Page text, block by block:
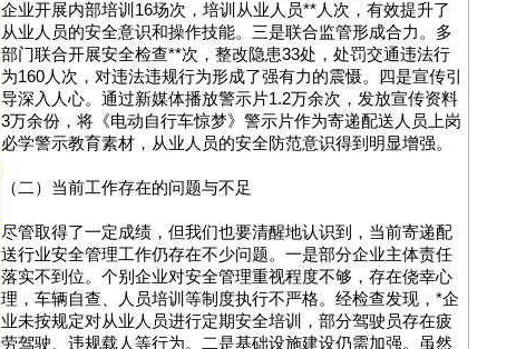
企业开展内部培训16场次，培训从业人员**人次，有效提升了
从业人员的安全意识和操作技能。三是联合监管形成合力。多
部门联合开展安全检查**次，整改隐患33处，处罚交通违法行
为160人次，对违法违规行为形成了强有力的震慑。四是宣传引
导深入人心。通过新媒体播放警示片1.2万余次，发放宣传资料
3万余份，将《电动自行车惊梦》警示片作为寄递配送人员上岗
必学警示教育素材，从业人员的安全防范意识得到明显增强。
（二）当前工作存在的问题与不足
尽管取得了一定成绩，但我们也要清醒地认识到，当前寄递配
送行业安全管理工作仍存在不少问题。一是部分企业主体责任
落实不到位。个别企业对安全管理重视程度不够，存在侥幸心
理，车辆自查、人员培训等制度执行不严格。经检查发现，*企
业未按规定对从业人员进行定期安全培训，部分驾驶员存在疲
劳驾驶、违规载人等行为。二是基础设施建设仍需加强。虽然